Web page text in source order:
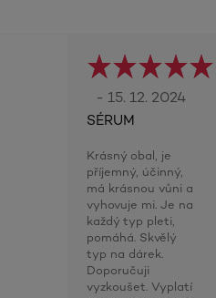
- 15. 12. 2024
SÉRUM
Krásný obal, je
příjemný, účinný,
má krásnou vůni a
vyhovuje mi. Je na
každý typ pleti,
pomáhá. Skvělý
typ na dárek.
Doporučuji
vyzkoušet. Vyplatí